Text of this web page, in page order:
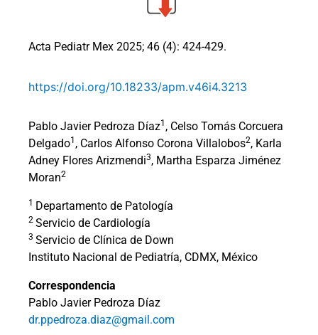
Acta Pediatr Mex 2025; 46 (4): 424-429.
https://doi.org/10.18233/apm.v46i4.3213
Pablo Javier Pedroza Díaz1 , Celso Tomás Corcuera
Delgado1 , Carlos Alfonso Corona Villalobos2, Karla
Adney Flores Arizmendi3, Martha Esparza Jiménez
Moran2
1 Departamento de Patología
2 Servicio de Cardiología
3 Servicio de Clínica de Down
Instituto Nacional de Pediatría, CDMX, México
Correspondencia
Pablo Javier Pedroza Díaz
dr.ppedroza.diaz@gmail.com